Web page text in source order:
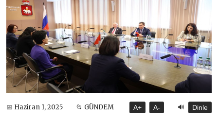
📅 Haziran 1, 2025 📂 GÜNDEM A+ A- 🔊 Dinle